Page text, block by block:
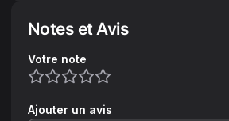
Notes et Avis
Votre note
Ajouter un avis